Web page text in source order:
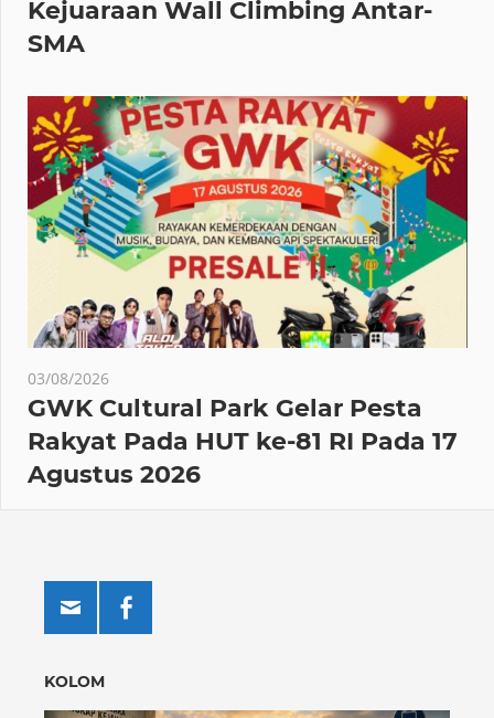
Kejuaraan Wall Climbing Antar-
SMA
03/08/2026
GWK Cultural Park Gelar Pesta
Rakyat Pada HUT ke-81 RI Pada 17
Agustus 2026
KOLOM